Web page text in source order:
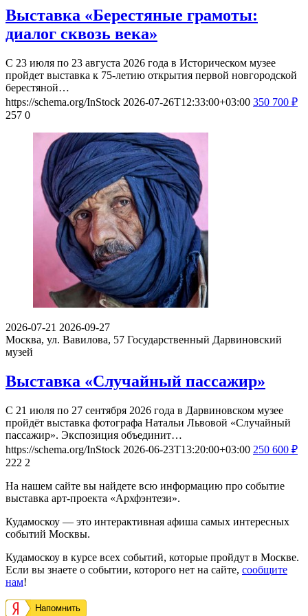
Выставка «Берестяные грамоты:
диалог сквозь века»
С 23 июля по 23 августа 2026 года в Историческом музее
пройдет выставка к 75-летию открытия первой новгородской
берестяной…
https://schema.org/InStock 2026-07-26T12:33:00+03:00 350 700 ₽
257 0
2026-07-21 2026-09-27
Москва, ул. Вавилова, 57 Государственный Дарвиновский
музей
Выставка «Случайный пассажир»
С 21 июля по 27 сентября 2026 года в Дарвиновском музее
пройдёт выставка фотографа Натальи Львовой «Случайный
пассажир». Экспозиция объединит…
https://schema.org/InStock 2026-06-23T13:20:00+03:00 250 600 ₽
222 2
На нашем сайте вы найдете всю информацию про событие
выставка арт-проекта «Архфэнтези».
Кудамоскоу — это интерактивная афиша самых интересных
событий Москвы.
Кудамоскоу в курсе всех событий, которые пройдут в Москве.
Если вы знаете о событии, которого нет на сайте, сообщите
нам!
Напомнить